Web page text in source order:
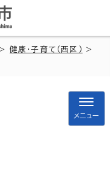
> 健康・子育て（西区）
>
メニュー